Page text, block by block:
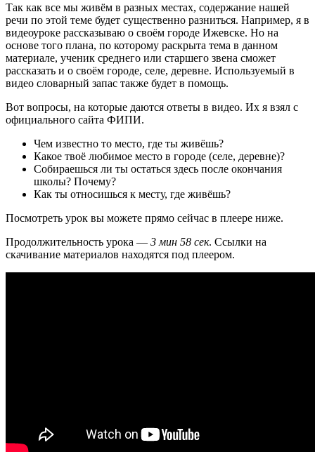
Так как все мы живём в разных местах, содержание нашей
речи по этой теме будет существенно разниться. Например, я в
видеоуроке рассказываю о своём городе Ижевске. Но на
основе того плана, по которому раскрыта тема в данном
материале, ученик среднего или старшего звена сможет
рассказать и о своём городе, селе, деревне. Используемый в
видео словарный запас также будет в помощь.
Вот вопросы, на которые даются ответы в видео. Их я взял с
официального сайта ФИПИ.
Чем известно то место, где ты живёшь?
Какое твоё любимое место в городе (селе, деревне)?
Собираешься ли ты остаться здесь после окончания
школы? Почему?
Как ты относишься к месту, где живёшь?
Посмотреть урок вы можете прямо сейчас в плеере ниже.
Продолжительность урока — 3 мин 58 сек. Ссылки на
скачивание материалов находятся под плеером.